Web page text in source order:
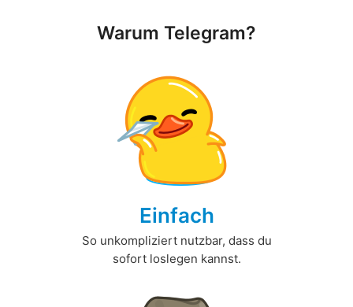
Warum Telegram?
Einfach
So unkompliziert nutzbar, dass du
sofort loslegen kannst.